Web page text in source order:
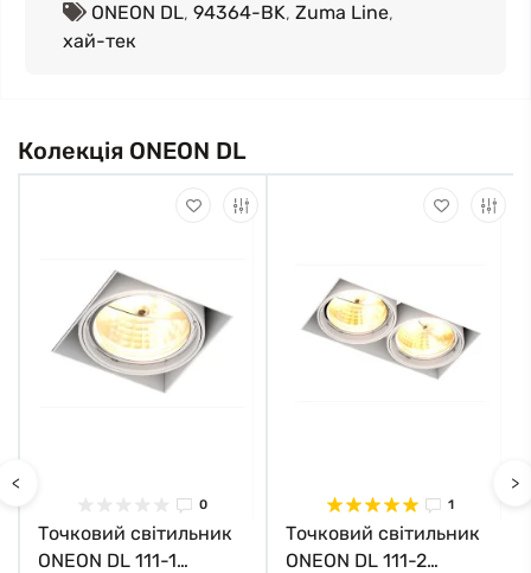
ONEON DL, 94364-BK, Zuma Line,
хай-тек
Колекція ONEON DL
<
0
Точковий світильник
ONEON DL 111-1
1
Точковий світильник
ONEON DL 111-2
>